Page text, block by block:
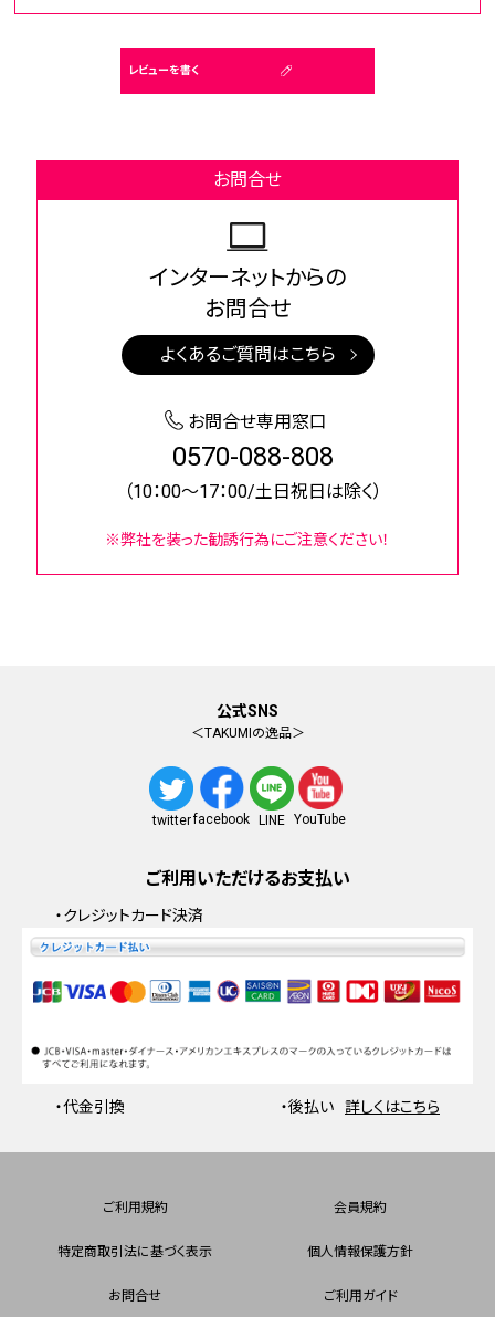
レビューを書く
お問合せ
インターネットからの
お問合せ
よくあるご質問はこちら
お問合せ専用窓口
0570-088-808
（10：00～17：00/土日祝日は除く）
※弊社を装った勧誘行為にご注意ください！
公式SNS
＜TAKUMIの逸品＞
twitterfacebook LINE YouTube
ご利用いただけるお支払い
・クレジットカード決済
・代金引換 ・後払い 詳しくはこちら
ご利用規約 会員規約
特定商取引法に基づく表示 個人情報保護方針
お問合せ ご利用ガイド